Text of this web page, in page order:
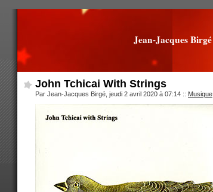
Jean-Jacques Birgé
John Tchicai With Strings
Par Jean-Jacques Birgé, jeudi 2 avril 2020 à 07:14 :: Musique